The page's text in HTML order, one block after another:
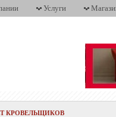
Услуги
КРОВЕЛЬЩИКОВ